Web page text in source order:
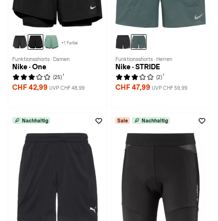
+1 Farbe
Funktionsshorts · Damen
Nike · One
(25) 1
CHF 42,99 UVP CHF 48,99
Funktionsshorts · Herren
Nike · STRIDE
(2) 1
CHF 47,99 UVP CHF 59,99
Nachhaltig Sale Nachhaltig